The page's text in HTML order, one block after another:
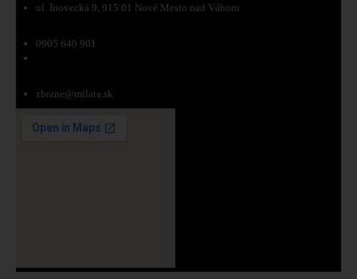
ul. Inovecká 9, 915 01 Nové Mesto nad Váhom
0905 640 901
zbrane@milata.sk